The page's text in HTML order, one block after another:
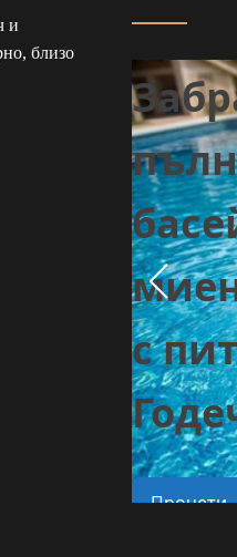
и
близо
мъж
с
Прочети